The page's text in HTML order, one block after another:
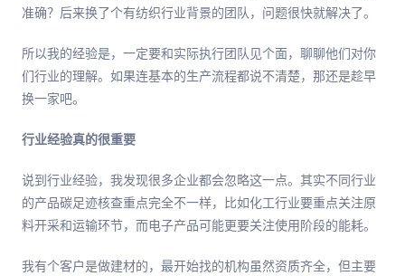
准确？后来换了个有纺织行业背景的团队，问题很快就解决了。
所以我的经验是，一定要和实际执行团队见个面，聊聊他们对你
们行业的理解。如果连基本的生产流程都说不清楚，那还是趁早
换一家吧。
行业经验真的很重要
说到行业经验，我发现很多企业都会忽略这一点。其实不同行业
的产品碳足迹核查重点完全不一样，比如化工行业要重点关注原
料开采和运输环节，而电子产品可能更要关注使用阶段的能耗。
我有个客户是做建材的，最开始找的机构虽然资质齐全，但主要